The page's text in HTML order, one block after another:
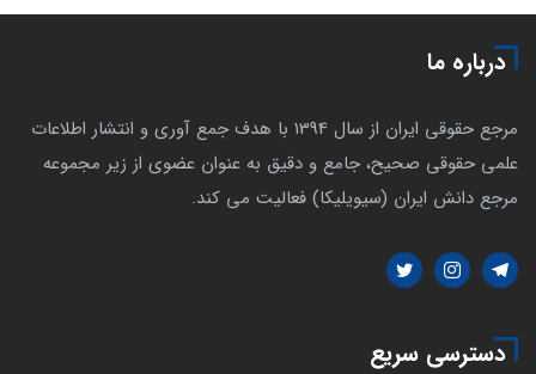
درباره ما
مرجع حقوقی ایران از سال 1394 با هدف جمع آوری و انتشار اطلاعات
علمی حقوقی صحیح، جامع و دقیق به عنوان عضوی از زیر مجموعه
مرجع دانش ایران (سیویلیکا) فعالیت می کند.
دسترسی سریع